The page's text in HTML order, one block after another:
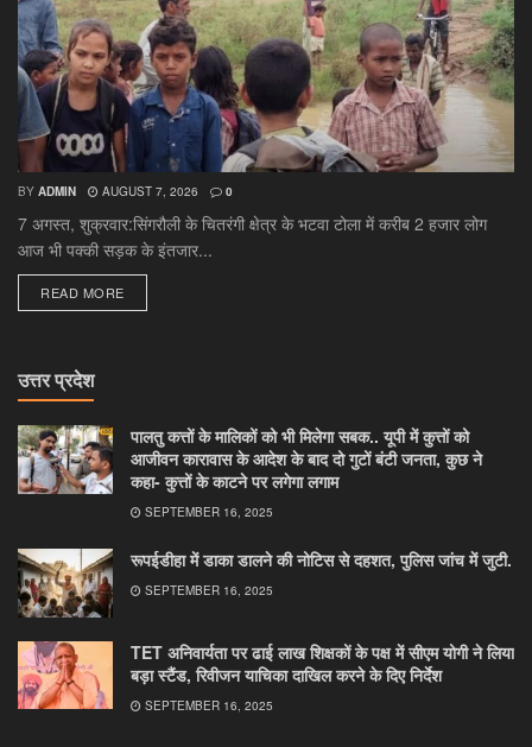
BY ADMIN AUGUST 7, 2026 0
7 अगस्त, शुक्रवार:सिंगरौली के चितरंगी क्षेत्र के भटवा टोला में करीब 2 हजार लोग
आज भी पक्की सड़क के इंतजार...
READ MOREDETAILS
उत्तर प्रदेश
पालतु कत्तों के मालिकों को भी मिलेगा सबक.. यूपी में कुत्तों को
आजीवन कारावास के आदेश के बाद दो गुटों बंटी जनता, कुछ ने
कहा- कुत्तों के काटने पर लगेगा लगाम
SEPTEMBER 16, 2025
रूपईडीहा में डाका डालने की नोटिस से दहशत, पुलिस जांच में जुटी.
SEPTEMBER 16, 2025
TET अनिवार्यता पर ढाई लाख शिक्षकों के पक्ष में सीएम योगी ने लिया
बड़ा स्टैंड, रिवीजन याचिका दाखिल करने के दिए निर्देश
SEPTEMBER 16, 2025